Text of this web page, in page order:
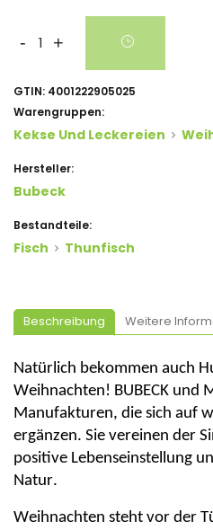
- +
GTIN: 4001222905025
Warengruppen:
Kekse Und Leckereien
Hersteller:
Bubeck
Bestandteile:
Fisch Thunfisch
Beschreibung Weitere
Natürlich bekommen auch
Weihnachten! BUBECK und
Manufakturen, die sich auf
ergänzen. Sie vereinen der
positive Lebenseinstellung
Natur.
Weihnachten steht vor der